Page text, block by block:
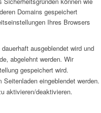
Domains gespeichert
Ihres Browsers
ausgeblendet wird und
abgelehnt werden. Wir
gespeichert wird.
eingeblendet werden.
aktivieren/deaktivieren.